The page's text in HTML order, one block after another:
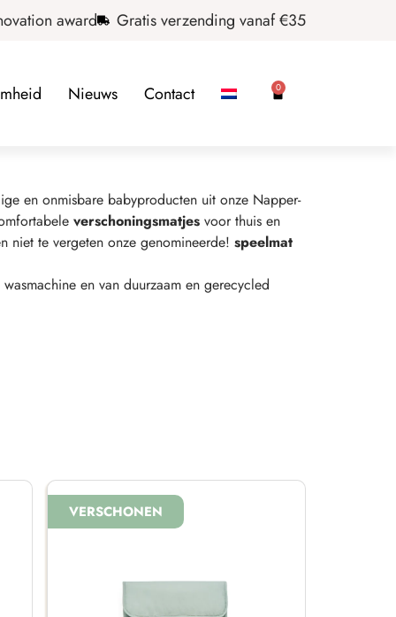
award Gratis verzending vanaf €35
Nieuws Contact 0
en onmisbare babyproducten uit onze Napper-
verschoningsmatjes voor thuis en
niet te vergeten onze genomineerde! speelmat
en van duurzaam en gerecycled
VERSCHONEN